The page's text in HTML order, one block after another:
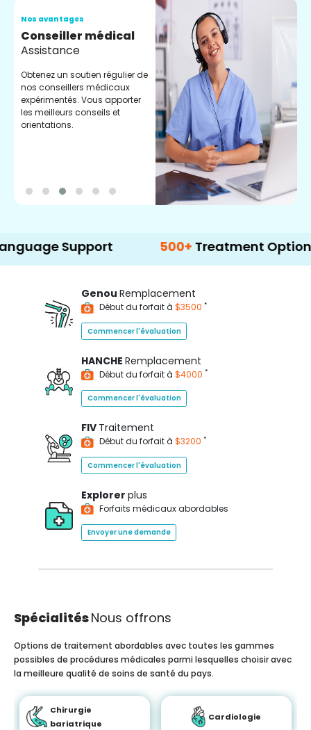
Nos avantages
Conseiller médical
Assistance
Obtenez un soutien régulier de
nos conseillers médicaux
expérimentés. Vous apporter
les meilleurs conseils et
orientations.
Support 500+ Treatment Options
Genou Remplacement
Début du forfait à $3500 *
Commencer l'évaluation
HANCHE Remplacement
Début du forfait à $4000 *
Commencer l'évaluation
FIV Traitement
Début du forfait à $3200 *
Commencer l'évaluation
Explorer plus
Forfaits médicaux abordables
Envoyer une demande
SpécialitésNous offrons
Options de traitement abordables avec toutes les gammes
possibles de procédures médicales parmi lesquelles choisir avec
la meilleure qualité de soins de santé du pays.
Chirurgie
bariatrique
Cardiologie